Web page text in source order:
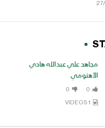
مجاهد علي عبدالله هادي
الأهنومي
0
0
1 VIDEOS